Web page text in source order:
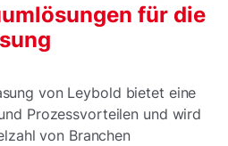
für die
von Leybold bietet eine
Prozessvorteilen und wird
von Branchen